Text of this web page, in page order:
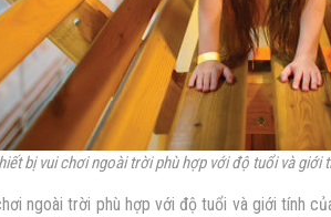
bị vui chơi ngoài trời phù hợp với độ tuổi và giới
ngoài trời phù hợp với độ tuổi và giới tính